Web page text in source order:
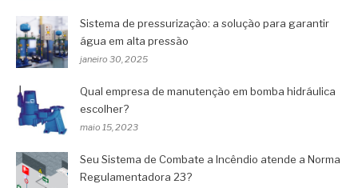
Sistema de pressurização: a solução para garantir
água em alta pressão
janeiro 30, 2025
Qual empresa de manutenção em bomba hidráulica
escolher?
maio 15, 2023
Seu Sistema de Combate a Incêndio atende a Norma
Regulamentadora 23?